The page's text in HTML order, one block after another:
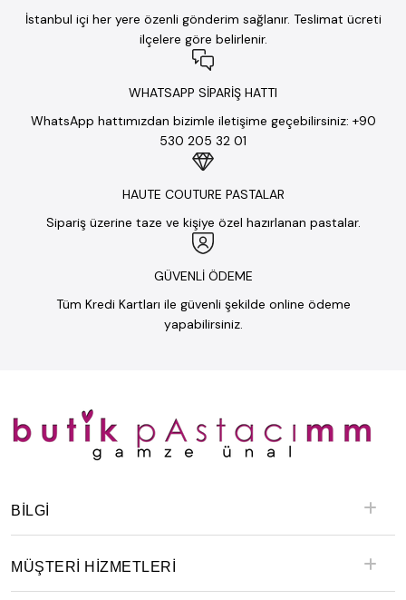
İstanbul içi her yere özenli gönderim sağlanır. Teslimat ücreti
ilçelere göre belirlenir.
WHATSAPP SİPARİŞ HATTI
WhatsApp hattımızdan bizimle iletişime geçebilirsiniz: +90
530 205 32 01
HAUTE COUTURE PASTALAR
Sipariş üzerine taze ve kişiye özel hazırlanan pastalar.
GÜVENLİ ÖDEME
Tüm Kredi Kartları ile güvenli şekilde online ödeme
yapabilirsiniz.
BILGI
MÜŞTERİ HİZMETLERİ